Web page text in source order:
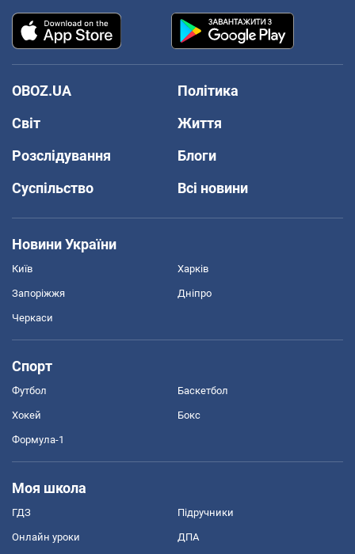
OBOZ.UA
Політика
Світ
Життя
Розслідування
Блоги
Суспільство
Всі новини
Новини України
Київ Харків
Запоріжжя Дніпро
Черкаси
Спорт
Футбол Баскетбол
Хокей Бокс
Формула-1
Моя школа
ГДЗ Підручники
Онлайн уроки ДПА